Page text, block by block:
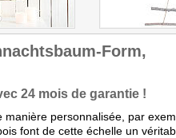
Form,
24 mois de garantie !
manière personnalisée, par
font de cette échelle un